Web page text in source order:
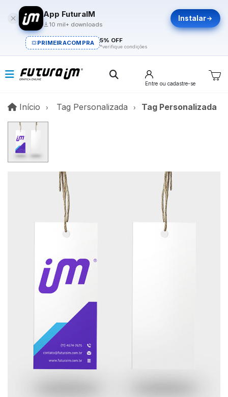
App FuturaIM
10 mil+ downloads
Instalar
PRIMEIRACOMPRA 5% OFF
*verifique condições
Entre ou cadastre-se
Início InícioTag Personalizada Tag Personalizada